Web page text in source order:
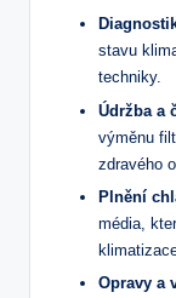
stavu‌
techniky.
Údržba‌ a
výměnu
zdravého
Plnění
média,
Opravy a